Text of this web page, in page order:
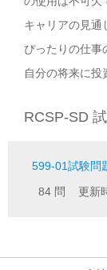
キャリアの見通
ぴったりの仕事
自分の将来に
RCSP-SD
599-01試験問
84 問 更新